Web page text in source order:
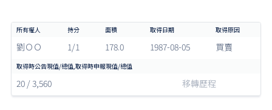
劉ＯＯ 1/1 178.0 1987-08-05 買賣
20 / 3,560 移轉歷程